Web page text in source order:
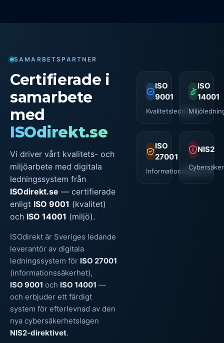
SAMARBETSPARTNER
Certifierade i
samarbete
med
ISOdirekt.se
Vi driver vårt kvalitets- och
miljöarbete med digitala
ledningssystem från
ISOdirekt.se — certifierade
enligt ISO 9001 (kvalitet)
och ISO 14001 (miljö).
ISOdirekt är Sveriges ledande
leverantör av digitala
ledningssystem för ISO 27001
(informationssäkerhet),
ISO 9001 och ISO 14001 —
och erbjuder ett färdigt
system för efterlevnad av den
nya cybersäkerhetslagen
NIS2-direktivet.
ISO
9001
Kvalitetsledning
ISO
14001
ISO
27001
Informationssäkerhet
NIS2